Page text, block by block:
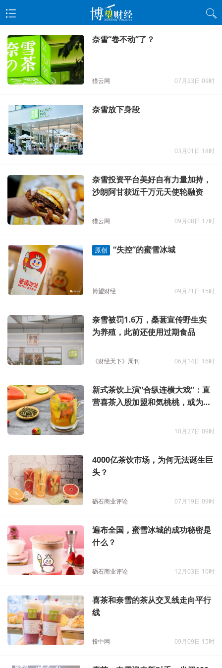
奈雪“卷不动”了？
猎云网 07月23日 09时
奈雪放下身段
03月01日 18时
奈雪投资平台美好自有力量加持，
沙朗阿甘获近千万元天使轮融资
猎云网 09月08日 17时
原创 “失控”的蜜雪冰城
博望财经 09月21日 15时
奈雪被罚1.6万，桑葚宣传野生实
为养殖，此前还使用过期食品
《财经天下》周刊 06月14日 16时
新式茶饮上演“合纵连横大戏”：直
营喜茶入股加盟和気桃桃，或为破
10月27日 09时
4000亿茶饮市场，为何无法诞生巨
头？
砺石商业评论 07月19日 09时
遍布全国，蜜雪冰城的成功秘密是
什么？
砺石商业评论 12月03日 10时
喜茶和奈雪的茶从交叉线走向平行
线
投中网 09月09日 15时